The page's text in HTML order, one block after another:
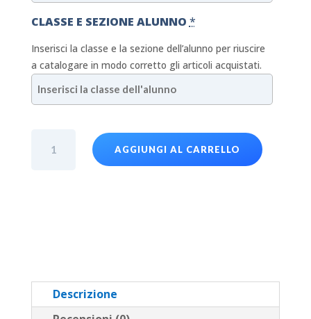
CLASSE E SEZIONE ALUNNO *
Inserisci la classe e la sezione dell’alunno per riuscire
a catalogare in modo corretto gli articoli acquistati.
Shirt
Arancione
-
AGGIUNGI AL CARRELLO
Descrizione